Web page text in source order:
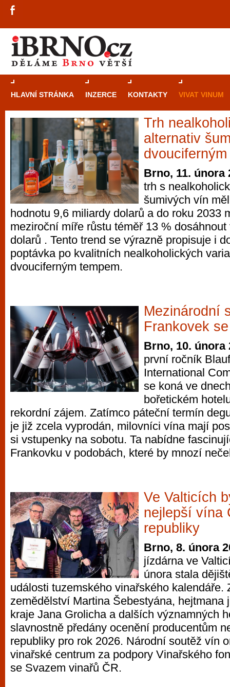
HLAVNÍ STRÁNKA INZERCE KONTAKTY VIVAT VINUM
Trh
alternativ
Brno, 11. února
trh s
šumivých vín
hodnotu 9,6 miliardy dolarů a do roku 2033
meziroční míře růstu téměř 13 %
dolarů . Tento trend se výrazně propisuje i
poptávka po kvalitních nealkoholických
dvouciferným tempem.
Mezinárodní
Frankovek
Brno, 10. února
první ročník
International
se koná ve
bořetickém
rekordní zájem. Zatímco páteční termín
je již zcela vyprodán, milovníci vína mají
si vstupenky na sobotu. Ta nabídne
Frankovku v podobách, které by mnozí
Ve Valticích
nejlepší vína
republiky
Brno, 8. února
jízdárna ve
února stala
události tuzemského vinařského kalendáře.
zemědělství Martina Šebestyána, hejtmana
kraje Jana Grolicha a dalších významných
slavnostně předány ocenění producentům
republiky pro rok 2026. Národní soutěž vín
vinařské centrum za podpory Vinařského
se Svazem vinařů ČR.
Průvodce
Brně: Od
automaty
Brno je
zajímavé
restaurace,
Mimo jiné je ale také místem, kde si
vyzkoušet různé kasinové hry. V
metropoli naleznete širokou nabídku her
po moderní automaty jak pro pravidelné